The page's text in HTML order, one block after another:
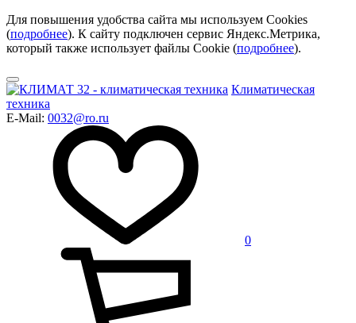
Для повышения удобства сайта мы используем Cookies
(подробнее). К сайту подключен сервис Яндекс.Метрика,
который также использует файлы Cookie (подробнее).
Климатическая
техника
E-Mail: 0032@ro.ru
0